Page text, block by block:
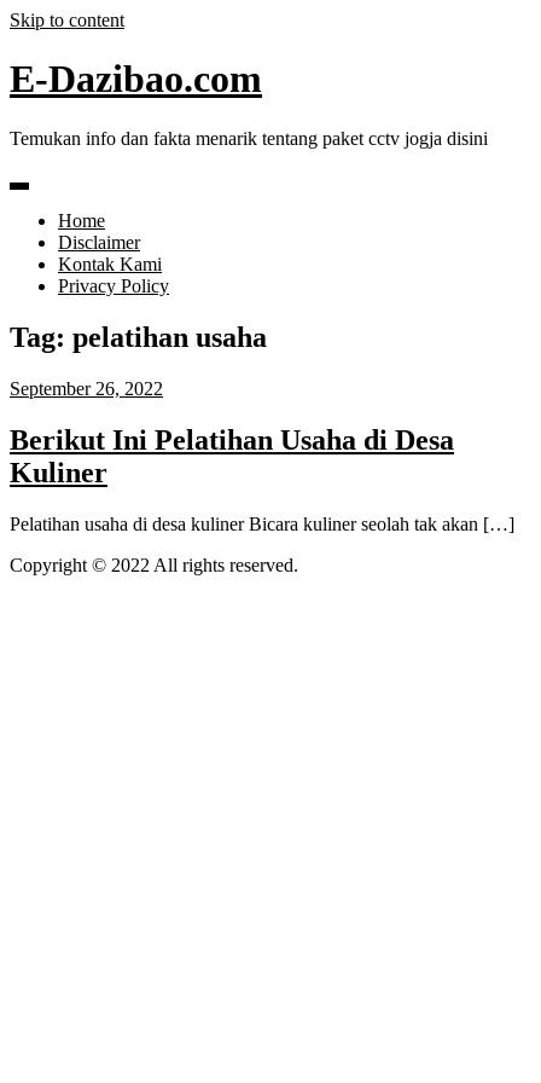
Skip to content
E-Dazibao.com
Temukan info dan fakta menarik tentang paket cctv jogja disini
Home
Disclaimer
Kontak Kami
Privacy Policy
Tag: pelatihan usaha
September 26, 2022
Berikut Ini Pelatihan Usaha di Desa
Kuliner
Pelatihan usaha di desa kuliner Bicara kuliner seolah tak akan […]
Copyright © 2022 All rights reserved.